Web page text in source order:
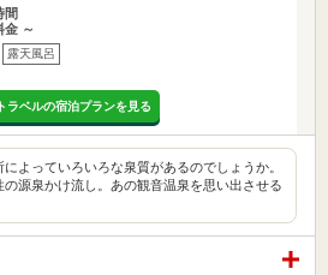
間
金 ～
露天風呂
ラベルの宿泊プランを見る
よっていろいろな泉質があるのでしょうか。
の源泉かけ流し。あの観音温泉を思い出させる